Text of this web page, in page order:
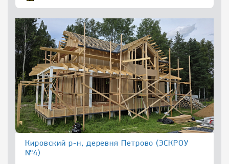
Кировский р-н, деревня Петрово (ЭСКРОУ
№4)